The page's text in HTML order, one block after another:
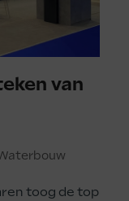
van
toog de top